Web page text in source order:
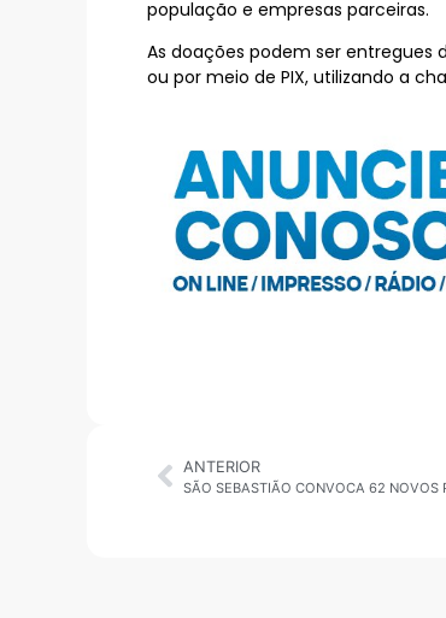
população e empresas parceiras.
As doações podem ser entregues
ou por meio de PIX, utilizando a
ANTERIOR
SÃO SEBASTIÃO CONVOCA 62 NOVOS